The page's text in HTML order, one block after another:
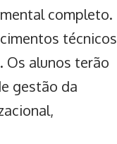
completo.
técnicos
Os alunos terão
gestão da